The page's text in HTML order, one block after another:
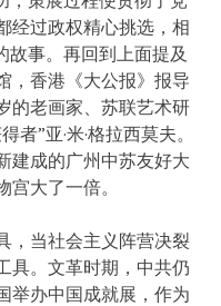
经过政权精心挑选，相
故事。再回到上面提及
，香港《大公报》报导
的老画家、苏联艺术研
”亚·米·格拉西莫夫。
建成的广州中苏友好大
大了一倍。
，当社会主义阵营决裂
具。文革时期，中共仍
举办中国成就展，作为